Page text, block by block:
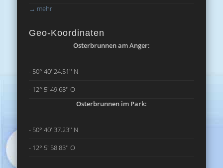
→ mehr
Geo-Koordinaten
Osterbrunnen am Anger:
- 50° 40' 24.51'' N
- 12° 5' 49.68'' O
Osterbrunnen im Park:
- 50° 40' 37.23'' N
- 12° 5' 58.83'' O